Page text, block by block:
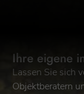
Ihre eigene
Lassen Sie sich
Objektberatern